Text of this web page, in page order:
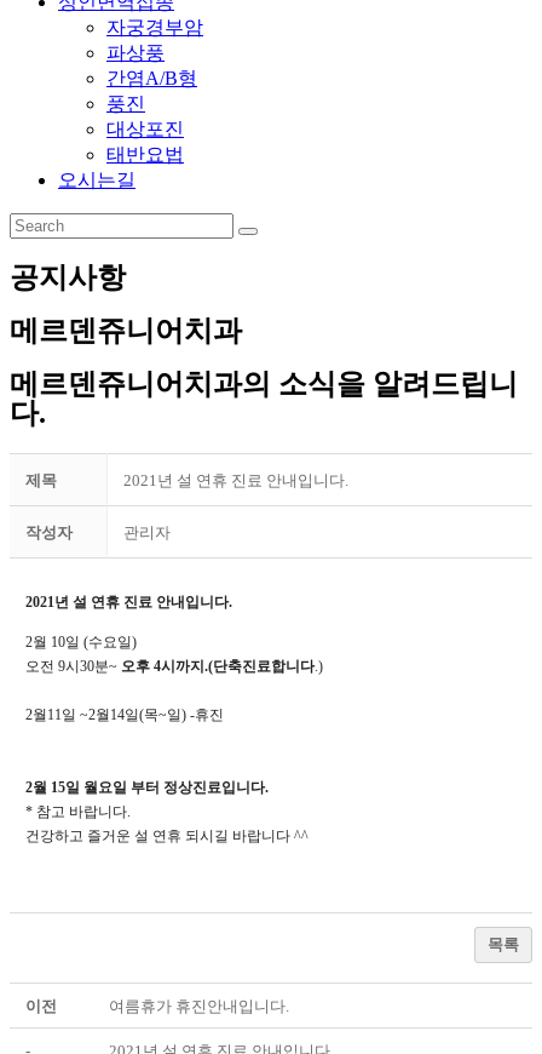
자궁경부암
파상풍
간염A/B형
풍진
대상포진
태반요법
오시는길
공지사항
메르덴쥬니어치과
메르덴쥬니어치과의 소식을 알려드립니
다.
제목 2021년 설 연휴 진료 안내입니다.
작성자 관리자
2021년 설 연휴 진료 안내입니다.
2월 10일 (수요일)
오전 9시30분~ 오후 4시까지.(단축진료합니다.)
2월11일 ~2월14일(목~일) -휴진
2월 15일 월요일 부터 정상진료입니다.
* 참고 바랍니다.
건강하고 즐거운 설 연휴 되시길 바랍니다 ^^
목록
이전 여름휴가 휴진안내입니다.